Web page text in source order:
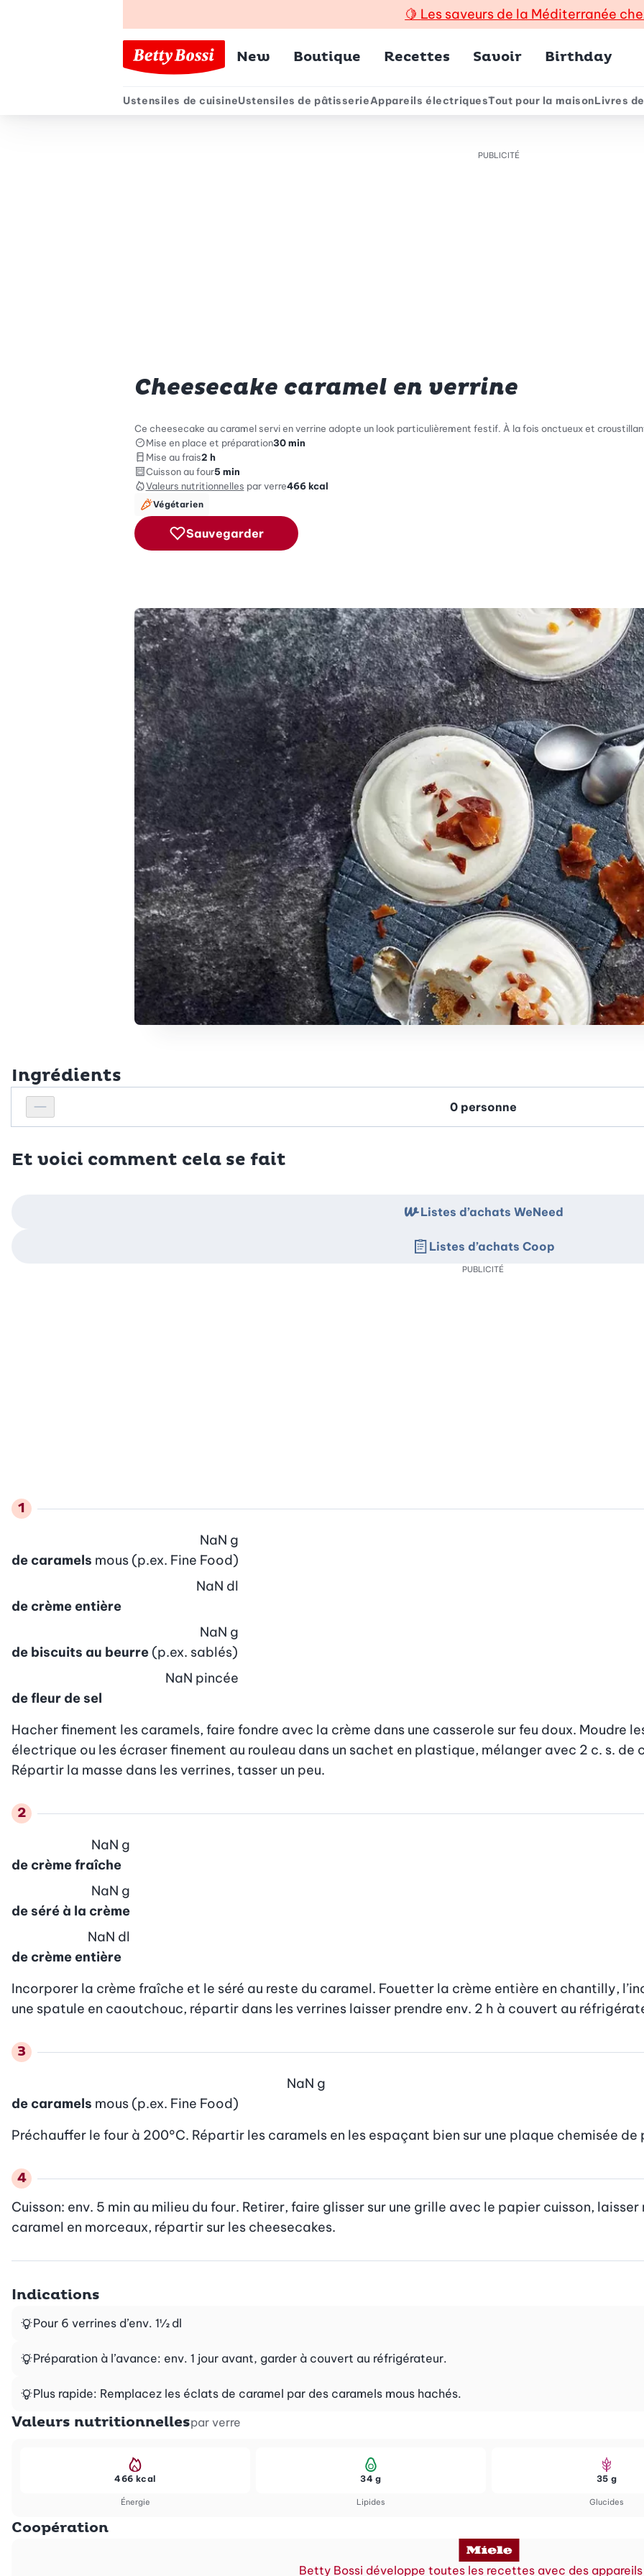
🍋 Les saveurs de la Méditerranée
Menu principal
New Boutique Recettes Savoir Birthday
Menu secondaire
Ustensiles de cuisineUstensiles de pâtisserieAppareils électriquesTout pour la maisonLivres
PUBLICITÉ
Cheesecake caramel en verrine
Ce cheesecake au caramel servi en verrine adopte un look particulièrement festif. À la fois onctueux et
Mise en place et préparation30 min
Mise au frais2 h
Cuisson au four5 min
Valeurs nutritionnelles par verre466 kcal
Végétarien
Sauvegarder
Ingrédients
Réduire le nombre de personnes
Personnes
Et voici comment cela se fait
de caramels mous (p.ex. Fine Food)
NaN g
de crème entière
NaN dl
de biscuits au beurre (p.ex. sablés)
NaN g
de fleur de sel
NaN pincée
Hacher finement les caramels, faire fondre avec la crème dans une casserole sur feu doux. Moudre
électrique ou les écraser finement au rouleau dans un sachet en plastique, mélanger avec 2 c. s. de
Répartir la masse dans les verrines, tasser un peu.
de crème fraîche
NaN g
de séré à la crème
NaN g
de crème entière
NaN dl
Incorporer la crème fraîche et le séré au reste du caramel. Fouetter la crème entière en chantilly,
une spatule en caoutchouc, répartir dans les verrines laisser prendre env. 2 h à couvert au
de caramels mous (p.ex. Fine Food)
NaN g
Préchauffer le four à 200°C. Répartir les caramels en les espaçant bien sur une plaque chemisée de
Cuisson: env. 5 min au milieu du four. Retirer, faire glisser sur une grille avec le papier cuisson,
caramel en morceaux, répartir sur les cheesecakes.
Listes d’achats WeNeed
Listes d’achats Coop
PUBLICITÉ
Indications
Pour 6 verrines d’env. 1½ dl
Préparation à l’avance: env. 1 jour avant, garder à couvert au réfrigérateur.
Plus rapide: Remplacez les éclats de caramel par des caramels mous hachés.
Valeurs nutritionnellespar verre
Énergie
466 kcal
Lipides
34 g
Glucides
35 g
Coopération
Betty Bossi développe toutes les recettes avec des